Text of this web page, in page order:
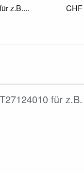
z.B....
für